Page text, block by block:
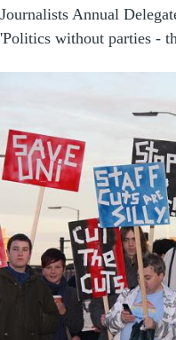
Journalists Annual
'Politics without parties -